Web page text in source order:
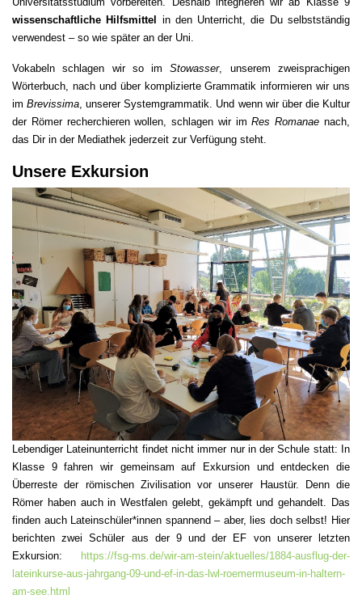
wissenschaftliche Hilfsmittel
in den Unterricht, die Du selbstständig
verwendest – so wie später an der Uni.
Vokabeln schlagen wir so imStowasser, unserem zweisprachigen
Wörterbuch, nach und über komplizierte Grammatik informieren wir uns
imBrevissima , unserer Systemgrammatik. Und wenn wir über die Kultur
der Römer recherchieren wollen, schlagen wir imRes Romanaenach,
das Dir in der Mediathek jederzeit zur Verfügung steht.
Unsere Exkursion
Lebendiger Lateinunterricht findet nicht immer nur in der Schule statt: In
Klasse 9 fahren wir gemeinsam auf Exkursion und entdecken die
Überreste der römischen Zivilisation vor unserer Haustür. Denn die
Römer haben auch in Westfalen gelebt, gekämpft und gehandelt. Das
finden auch Lateinschüler*innen spannend – aber, lies doch selbst! Hier
berichten zwei Schüler aus der 9 und der EF von unserer letzten
Exkursion:
https://fsg-ms.de/wir-am-stein/aktuelles/1884-ausflug-der-
lateinkurse-aus-jahrgang-09-und-ef-in-das-lwl-roemermuseum-in-haltern-
am-see.html